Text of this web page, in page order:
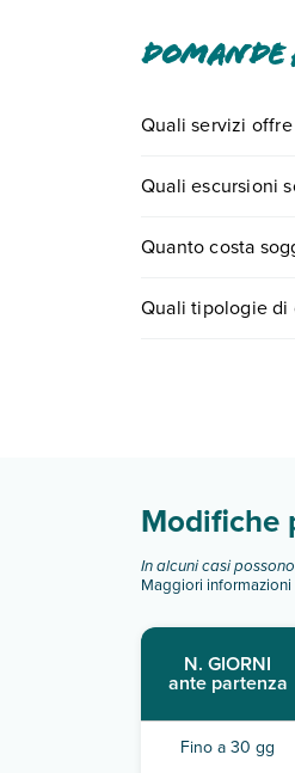
Quali servizi
Scopri tutti i
Quali escursioni
center
Quanto costa
il motore di
Quali tipologie di
Modifiche
In alcuni casi
Maggiori
N. GIORNI
ante partenza
Fino a 30 gg